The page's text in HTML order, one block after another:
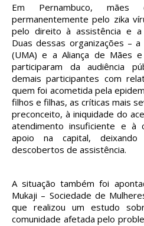
Em Pernambuco, mães
permanentemente pelo zika
pelo direito à assistência e a
Duas dessas organizações –
(UMA) e a Aliança de Mães e
participaram da audiência
demais participantes com
quem foi acometida pela
filhos e filhas, as críticas mais
preconceito, à iniquidade do
atendimento insuficiente e à
apoio na capital,
descobertos de assistência.
A situação também foi
Mukaji – Sociedade de
que realizou um estudo
comunidade afetada pelo